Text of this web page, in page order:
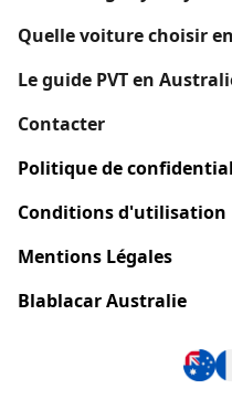
Quelle voiture choisir
Le guide PVT en
Contacter
Politique de
Conditions d'utilisation
Mentions Légales
Blablacar Australie